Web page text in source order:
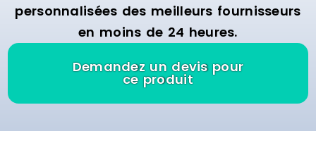
personnalisées des meilleurs fournisseurs
en moins de 24 heures.
Demandez un devis pour
ce produit